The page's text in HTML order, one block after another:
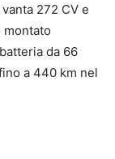
272 CV e
da 66
a 440 km nel